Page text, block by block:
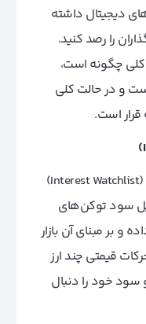
دیجیتال داشته
را رصد کنید.
کلی چگونه است،
و در حالت کلی
قرار است.
و در نهایت، در نوع واچ لیست علاقه (Interest Watchlist)
سود توکن‌های
و بر مبنای آن بازار
قیمتی چند ارز
سود خود را دنبال